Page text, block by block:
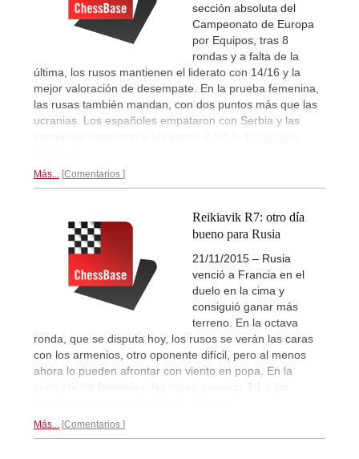
sección absoluta del
Campeonato de Europa
por Equipos, tras 8
rondas y a falta de la
última, los rusos mantienen el liderato con 14/16 y la
mejor valoración de desempate. En la prueba femenina,
las rusas también mandan, con dos puntos más que las
ucranias. Los españoles empataron con Serbia y las
Más... Comentarios
Reikiavik R7: otro día
bueno para Rusia
21/11/2015 – Rusia
venció a Francia en el
duelo en la cima y
consiguió ganar más
terreno. En la octava
ronda, que se disputa hoy, los rusos se verán las caras
con los armenios, otro oponente difícil, pero al menos
ahora lo pueden afrontar con viento en popa. En la
competición femenina, las rusas ganaron 3:1 a las
Más... Comentarios